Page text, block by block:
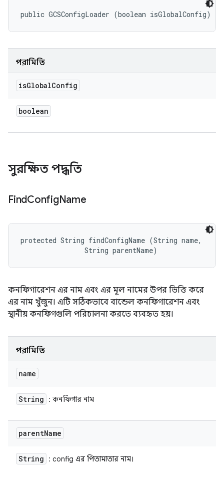
public GCSConfigLoader (boolean isGlobalConfig)
পরামিতি
isGlobalConfig
boolean
সুরক্ষিত পদ্ধতি
FindConfigName
protected String findConfigName (String name,
                String parentName)
কনফিগারেশন এর নাম এবং এর মূল নামের উপর ভিত্তি করে
এর নাম খুঁজুন। এটি সঠিকভাবে বান্ডেল কনফিগারেশন এবং
স্থানীয় কনফিগগুলি পরিচালনা করতে ব্যবহৃত হয়।
পরামিতি
name
String : কনফিগার নাম
parentName
String : config এর পিতামাতার নাম।